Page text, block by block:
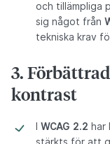
och tillämpliga
sig något från
tekniska krav
3.
kontrast
WCAG 2.2